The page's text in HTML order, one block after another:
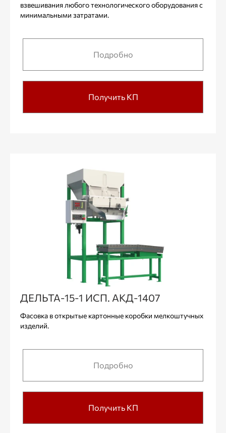
взвешивания любого технологического оборудования с
минимальными затратами.
Подробно
Получить КП
ДЕЛЬТА-15-1 ИСП. АКД-1407
Фасовка в открытые картонные коробки мелкоштучных
изделий.
Подробно
Получить КП